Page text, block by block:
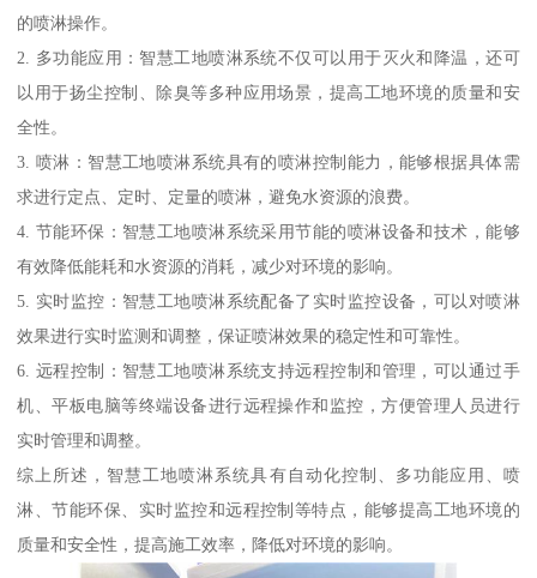
的喷淋操作。
2. 多功能应用：智慧工地喷淋系统不仅可以用于灭火和降温，还可
以用于扬尘控制、除臭等多种应用场景，提高工地环境的质量和安
全性。
3. 喷淋：智慧工地喷淋系统具有的喷淋控制能力，能够根据具体需
求进行定点、定时、定量的喷淋，避免水资源的浪费。
4. 节能环保：智慧工地喷淋系统采用节能的喷淋设备和技术，能够
有效降低能耗和水资源的消耗，减少对环境的影响。
5. 实时监控：智慧工地喷淋系统配备了实时监控设备，可以对喷淋
效果进行实时监测和调整，保证喷淋效果的稳定性和可靠性。
6. 远程控制：智慧工地喷淋系统支持远程控制和管理，可以通过手
机、平板电脑等终端设备进行远程操作和监控，方便管理人员进行
实时管理和调整。
综上所述，智慧工地喷淋系统具有自动化控制、多功能应用、喷
淋、节能环保、实时监控和远程控制等特点，能够提高工地环境的
质量和安全性，提高施工效率，降低对环境的影响。